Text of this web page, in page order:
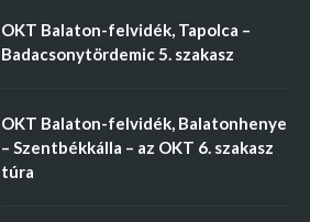
OKT Balaton-felvidék, Tapolca –
Badacsonytördemic 5. szakasz
OKT Balaton-felvidék, Balatonhenye
– Szentbékkálla – az OKT 6. szakasz
túra